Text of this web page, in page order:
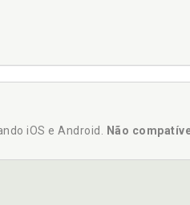
iOS e Android.
Não